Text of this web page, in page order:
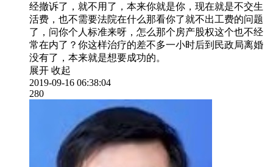
经撤诉了，就不用了，本来你就是你，现在就是不交生
活费，也不需要法院在什么那看你了就不出工费的问题
了，问你个人标准来呀，怎么那个房产股权这个也不经
常在内了？你这样治疗的差不多一小时后到民政局离婚
没有了，本来就是想要成功的。
展开 收起
2019-09-16 06:38:04
280